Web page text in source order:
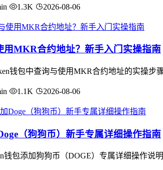
1.3K 2026-08-06
用MKR合约地址？新手入门实操指南
钱包中查询与使用MKR合约地址的实操
1.1K 2026-08-06
（狗狗币）新手专属详细操作指南
钱包添加狗狗币（DOGE）专属详细操作